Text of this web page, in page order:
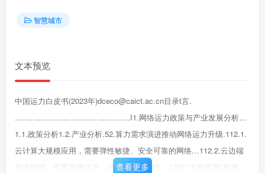
智慧城市
文本预览
中国运力白皮书(2023年)dceco@caict.ac.cn目录t言.
………………………………………I1.网络运力政策与产业发展分析…
1.1.政策分析1.2.产业分析.52.算力需求演进推动网络运力升级.112.1.
云计算大规模应用，需要弹性敏捷、安全可靠的网络…112.2.云边端
高效协同，需要高速泛在、高确定性的网络…1223.“东数西算”推进，
查看更多